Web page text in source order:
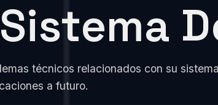
técnicos relacionados con su
a futuro.